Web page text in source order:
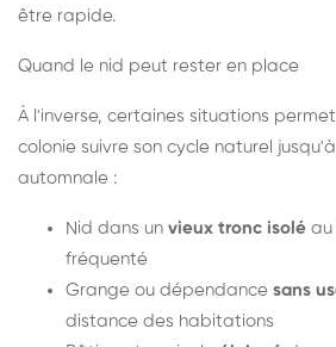
être rapide.
Quand le nid peut rester en place
À l'inverse, certaines situations
colonie suivre son cycle naturel
automnale :
Nid dans un vieux tronc isolé au
fréquenté
Grange ou dépendance sans
distance des habitations